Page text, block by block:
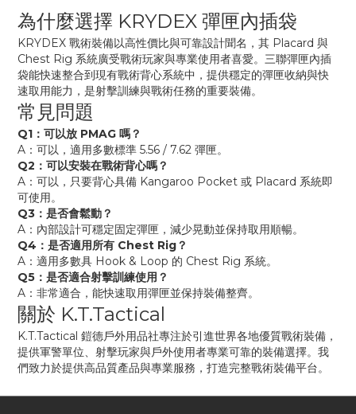
為什麼選擇 KRYDEX 彈匣內插袋
KRYDEX 戰術裝備以高性價比與可靠設計聞名，其 Placard 與
Chest Rig 系統廣受戰術玩家與專業使用者喜愛。三聯彈匣內插
袋能快速整合到現有戰術背心系統中，提供穩定的彈匣收納與快
速取用能力，是射擊訓練與戰術任務的重要裝備。
常見問題
Q1：可以放 PMAG 嗎？
A：可以，適用多數標準 5.56 / 7.62 彈匣。
Q2：可以安裝在戰術背心嗎？
A：可以，只要背心具備 Kangaroo Pocket 或 Placard 系統即
可使用。
Q3：是否會鬆動？
A：內部設計可穩定固定彈匣，減少晃動並保持取用順暢。
Q4：是否適用所有 Chest Rig？
A：適用多數具 Hook & Loop 的 Chest Rig 系統。
Q5：是否適合射擊訓練使用？
A：非常適合，能快速取用彈匣並保持裝備整齊。
關於 K.T.Tactical
K.T.Tactical 鎧德戶外用品社專注於引進世界各地優質戰術裝備，
提供軍警單位、射擊玩家與戶外使用者專業可靠的裝備選擇。我
們致力於提供高品質產品與專業服務，打造完整戰術裝備平台。